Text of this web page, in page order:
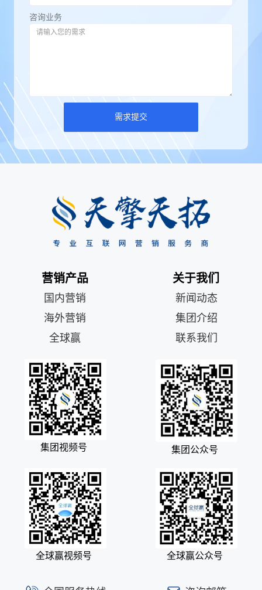
咨询业务
需求提交
营销产品
国内营销
海外营销
全球赢
关于我们
新闻动态
集团介绍
联系我们
集团视频号 集团公众号
全球赢视频号 全球赢公众号